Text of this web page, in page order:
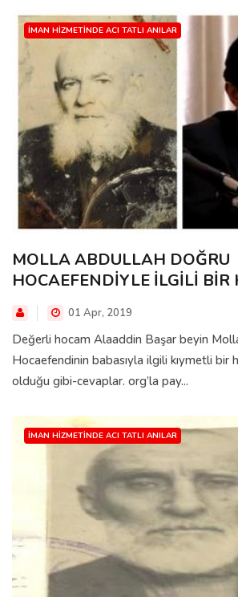
İMAN HIZMETINDE ACI TATLI ANILAR
MOLLA ABDULLAH DOĞRU
HOCAEFENDİYLE İLGİLİ BİR
01 Apr, 2019
Değerli hocam Alaaddin Başar beyin
Hocaefendinin babasıyla ilgili kıymetli bir
olduğu gibi-cevaplar. org’la pay...
İMAN HIZMETINDE ACI TATLI ANILAR